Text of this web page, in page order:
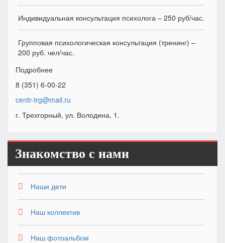
Индивидуальная консультация психолога – 250 руб/час.
Групповая психологическая консультация (тренинг) –
200 руб. чел/час.
Подробнее
8 (351) 6-00-22
centr-trg@mail.ru
г. Трехгорный, ул. Володина, 1.
Знакомство с нами
Наши дети
Наш коллектив
Наш фотоальбом